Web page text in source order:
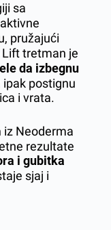
sa
pružajući
tretman je
da izbegnu
ipak postignu
i vrata.
iz Neoderma
rezultate
i gubitka
sjaj i